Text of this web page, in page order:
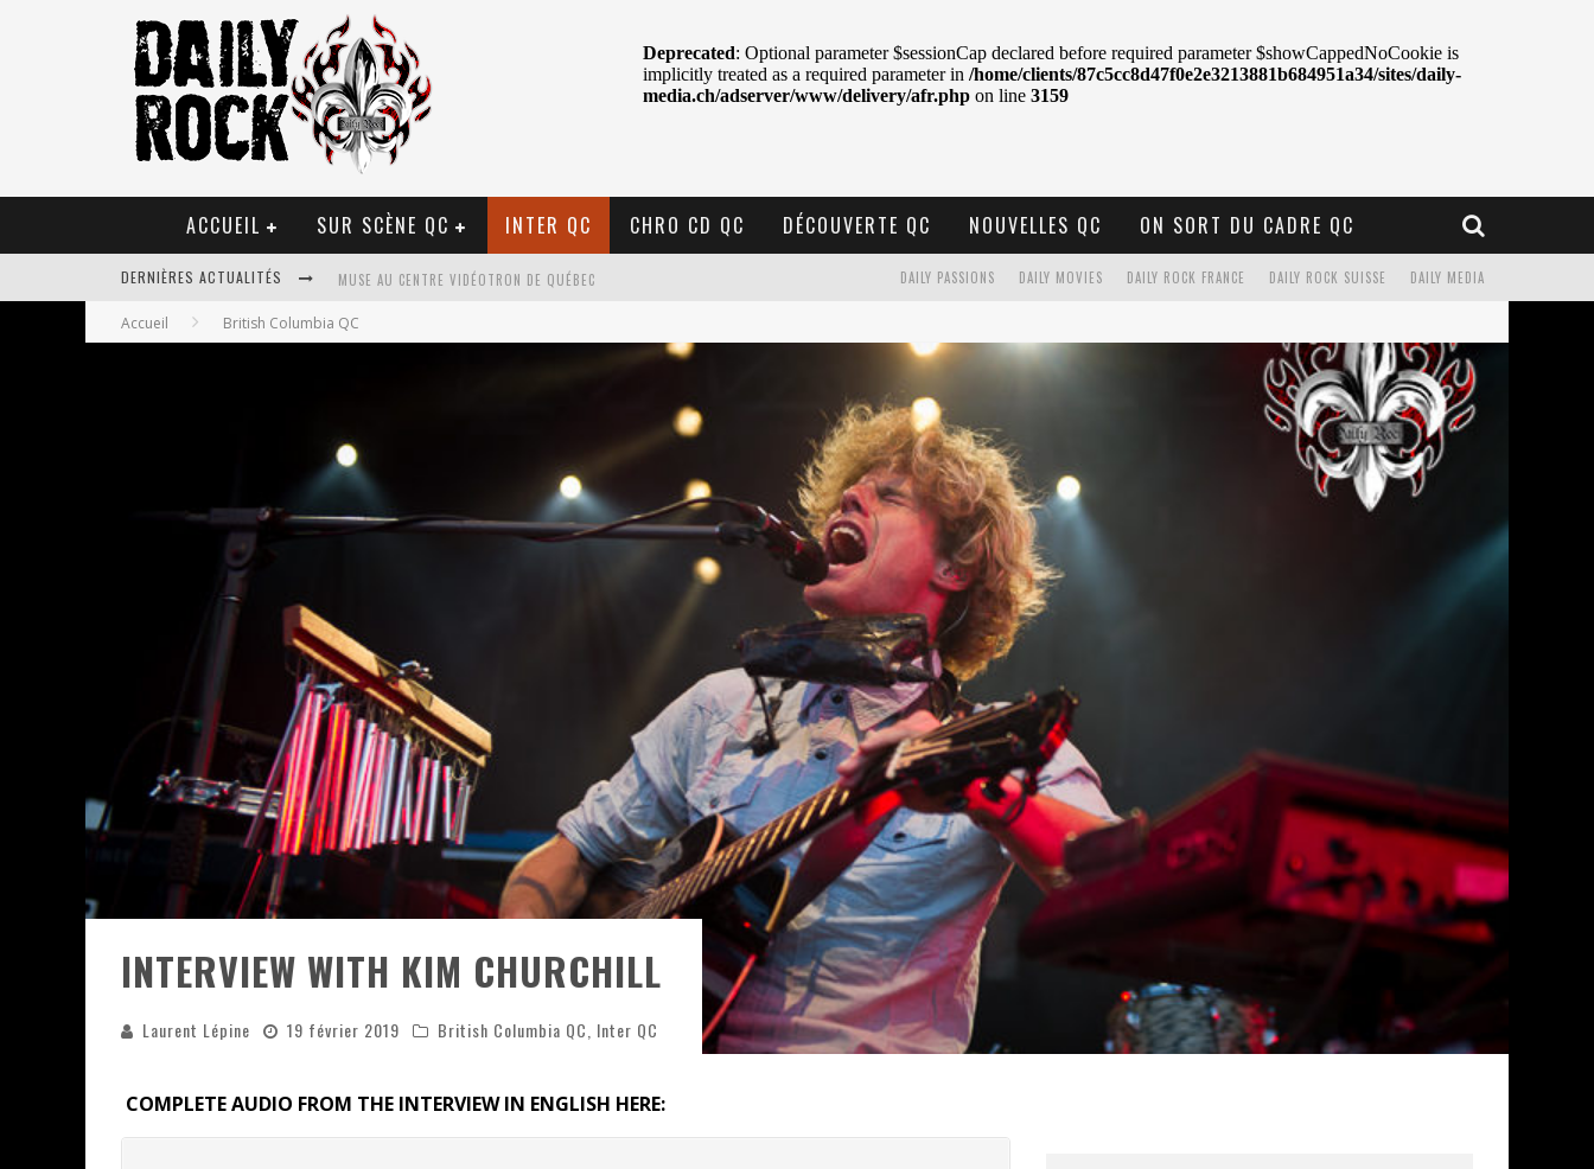
ACCUEIL SUR SCÈNE QC INTER QC CHRO CD QC DÉCOUVERTE QC NOUVELLES QC ON SORT DU CADRE QC
DERNIÈRES ACTUALITÉS MUSE AU CENTRE VIDÉOTRON DE QUÉBEC
JOURNEY ET TOTO AU CENTRE BELL
TOVE LO ÉTAIT DE PASSAGE AU MTELUS
LES DANSEURS ÉTOILES PARASITENT TON CIEL
ON VA SE LE DIRE, SWORD EST DE RETOUR
LA COMPIL’ ZOO DE SLAM DISQUES EST DE RETOUR
LES RÊVES SONT FAITS POUR ÊTRE RÉALISÉS
DEATH NOTE SILENCE - COLLIDE AND COLLAPSE
ÉNORME SUCCÈS POUR MUSE ET SES SHOWS AU QUÉBEC
DAILY MEDIA
DAILY ROCK SUISSE
DAILY ROCK FRANCE
DAILY MOVIES
DAILY PASSIONS
Accueil British Columbia QC
INTERVIEW WITH KIM CHURCHILL
Laurent Lépine 19 février 2019 British Columbia QC Inter QC
COMPLETE AUDIO FROM THE INTERVIEW IN ENGLISH HERE: